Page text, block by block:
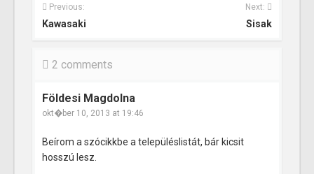
Previous:
Kawasaki
Next:
Sisak
2 comments
Földesi Magdolna
okt�ber 10, 2013 at 19:46
Beírom a szócikkbe a településlistát, bár kicsit
hosszú lesz.